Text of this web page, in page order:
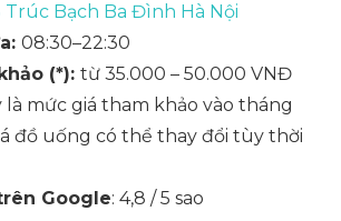
Trúc Bạch Ba Đình Hà Nội
08:30–22:30
(*): từ 35.000 – 50.000 VNĐ
là mức giá tham khảo vào tháng
đồ uống có thể thay đổi tùy thời
Google: 4,8 / 5 sao